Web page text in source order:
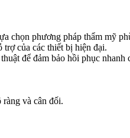
chọn phương pháp thẩm mỹ
của các thiết bị hiện đại.
để đảm bảo hồi phục
và cân đối.